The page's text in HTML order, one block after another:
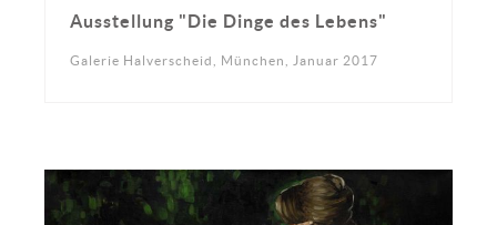
Ausstellung "Die Dinge des Lebens"
Galerie Halverscheid, München, Januar 2017